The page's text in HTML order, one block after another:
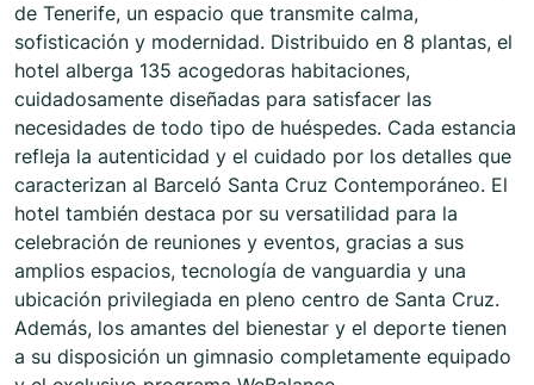
de Tenerife, un espacio que transmite calma,
sofisticación y modernidad. Distribuido en 8 plantas, el
hotel alberga 135 acogedoras habitaciones,
cuidadosamente diseñadas para satisfacer las
necesidades de todo tipo de huéspedes. Cada estancia
refleja la autenticidad y el cuidado por los detalles que
caracterizan al Barceló Santa Cruz Contemporáneo. El
hotel también destaca por su versatilidad para la
celebración de reuniones y eventos, gracias a sus
amplios espacios, tecnología de vanguardia y una
ubicación privilegiada en pleno centro de Santa Cruz.
Además, los amantes del bienestar y el deporte tienen
a su disposición un gimnasio completamente equipado